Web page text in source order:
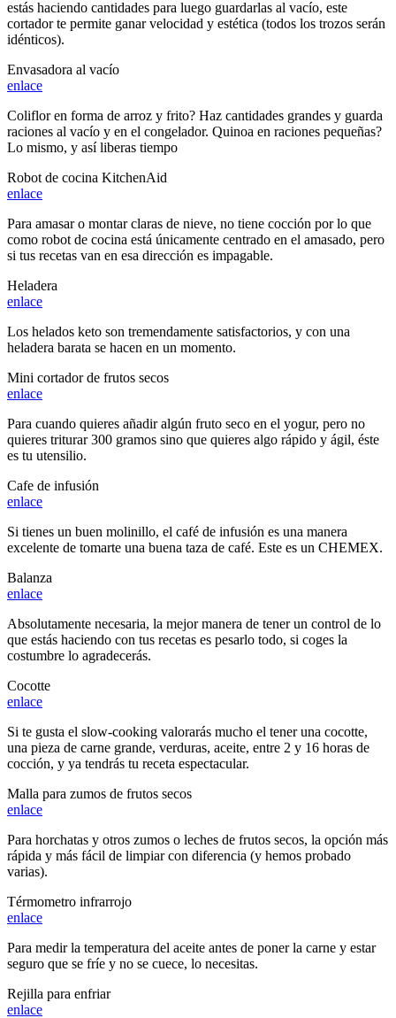
estás haciendo cantidades para luego guardarlas al vacío, este
cortador te permite ganar velocidad y estética (todos los trozos serán
idénticos).
Envasadora al vacío
enlace
Coliflor en forma de arroz y frito? Haz cantidades grandes y guarda
raciones al vacío y en el congelador. Quinoa en raciones pequeñas?
Lo mismo, y así liberas tiempo
Robot de cocina KitchenAid
enlace
Para amasar o montar claras de nieve, no tiene cocción por lo que
como robot de cocina está únicamente centrado en el amasado, pero
si tus recetas van en esa dirección es impagable.
Heladera
enlace
Los helados keto son tremendamente satisfactorios, y con una
heladera barata se hacen en un momento.
Mini cortador de frutos secos
enlace
Para cuando quieres añadir algún fruto seco en el yogur, pero no
quieres triturar 300 gramos sino que quieres algo rápido y ágil, éste
es tu utensilio.
Cafe de infusión
enlace
Si tienes un buen molinillo, el café de infusión es una manera
excelente de tomarte una buena taza de café. Este es un CHEMEX.
Balanza
enlace
Absolutamente necesaria, la mejor manera de tener un control de lo
que estás haciendo con tus recetas es pesarlo todo, si coges la
costumbre lo agradecerás.
Cocotte
enlace
Si te gusta el slow-cooking valorarás mucho el tener una cocotte,
una pieza de carne grande, verduras, aceite, entre 2 y 16 horas de
cocción, y ya tendrás tu receta espectacular.
Malla para zumos de frutos secos
enlace
Para horchatas y otros zumos o leches de frutos secos, la opción más
rápida y más fácil de limpiar con diferencia (y hemos probado
varias).
Térmometro infrarrojo
enlace
Para medir la temperatura del aceite antes de poner la carne y estar
seguro que se fríe y no se cuece, lo necesitas.
Rejilla para enfriar
enlace